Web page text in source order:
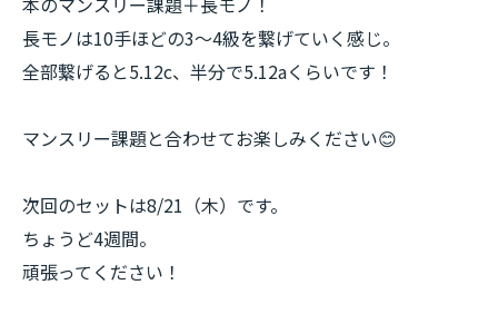
長モノは10手ほどの3〜4級を繋げていく感じ。
全部繋げると5.12c、半分で5.12aくらいです！
マンスリー課題と合わせてお楽しみください😊
次回のセットは8/21（木）です。
ちょうど4週間。
頑張ってください！